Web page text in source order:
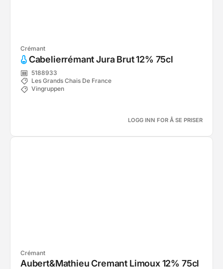
Crémant
Cabelierrémant Jura Brut 12% 75cl
5188933
Les Grands Chais De France
Vingruppen
LOGG INN FOR Å SE PRISER
Crémant
Aubert&Mathieu Cremant Limoux 12% 75cl